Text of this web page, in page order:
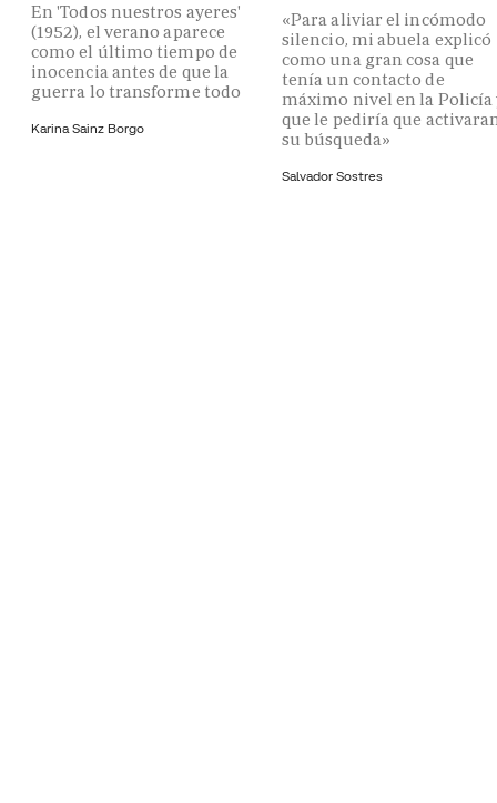
En 'Todos nuestros ayeres'
(1952), el verano aparece
como el último tiempo de
inocencia antes de que la
guerra lo transforme todo
Karina Sainz Borgo
«Para aliviar el incómodo
silencio, mi abuela explicó
como una gran cosa que
tenía un contacto de
máximo nivel en la Policía
que le pediría que
su búsqueda»
Salvador Sostres